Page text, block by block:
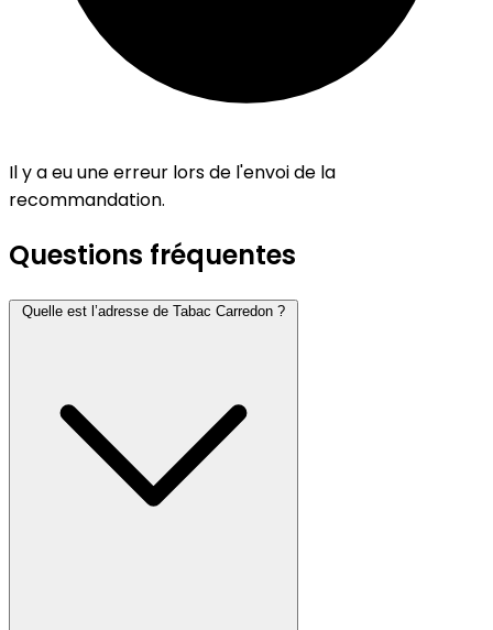
Il y a eu une erreur lors de l'envoi de la
recommandation.
Questions fréquentes
Quelle est l’adresse de Tabac Carredon ?